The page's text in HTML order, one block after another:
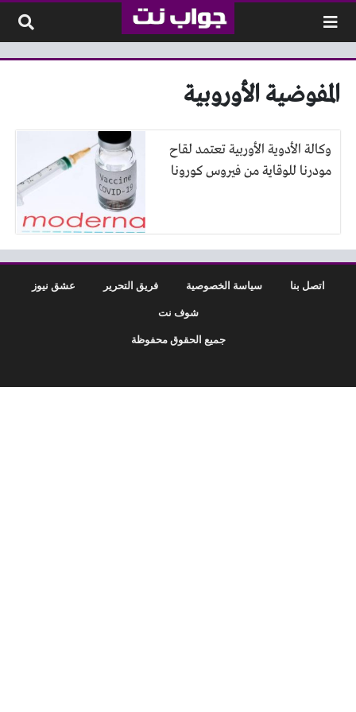
المفوضية الأوروبية
وكالة الأدوية الأوربية تعتمد لقاح
مودرنا للوقاية من فيروس كورونا
اتصل بنا سياسة الخصوصية فريق التحرير عشق نيوز
شوف نت
جميع الحقوق محفوظة